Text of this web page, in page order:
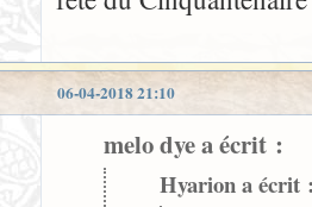
06-04-2018 21:10
melo dye a écrit :
Hyarion a écrit